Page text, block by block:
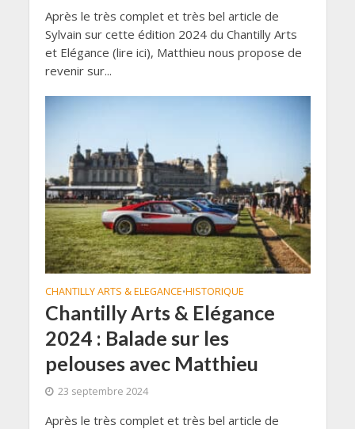
Après le très complet et très bel article de
Sylvain sur cette édition 2024 du Chantilly Arts
et Elégance (lire ici), Matthieu nous propose de
revenir sur...
CHANTILLY ARTS & ELEGANCE•HISTORIQUE
Chantilly Arts & Elégance
2024 : Balade sur les
pelouses avec Matthieu
23 septembre 2024
Après le très complet et très bel article de